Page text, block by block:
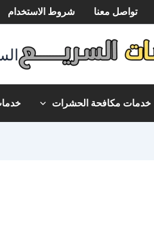
تواصل معنا شروط الاستخدام
خدمات مكافحة الحشرات